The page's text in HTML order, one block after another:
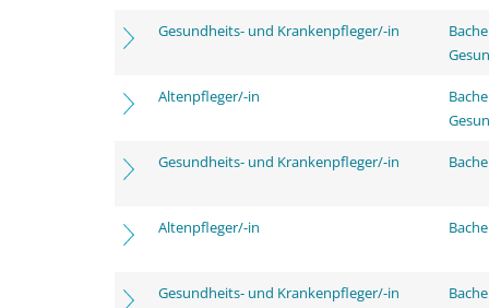
Gesundheits- und Krankenpfleger/-in
Altenpfleger/-in
Gesundheits- und Krankenpfleger/-in
Altenpfleger/-in
Gesundheits- und Krankenpfleger/-in